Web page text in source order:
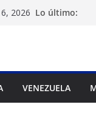
2026 Lo último:
VENEZUELA